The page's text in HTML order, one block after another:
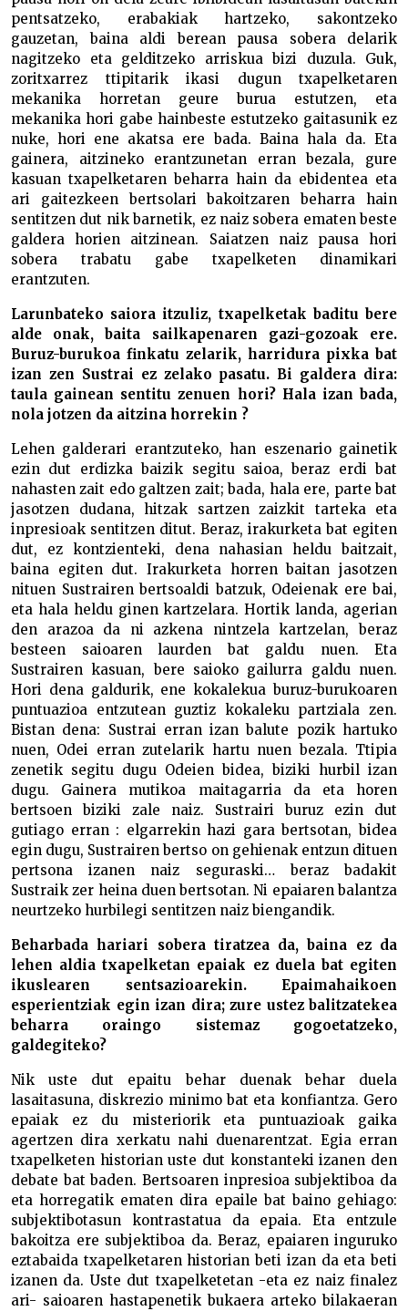
pentsatzeko, erabakiak hartzeko, sakontzeko
gauzetan, baina aldi berean pausa sobera delarik
nagitzeko eta gelditzeko arriskua bizi duzula. Guk,
zoritxarrez ttipitarik ikasi dugun txapelketaren
mekanika horretan geure burua estutzen, eta
mekanika hori gabe hainbeste estutzeko gaitasunik ez
nuke, hori ene akatsa ere bada. Baina hala da. Eta
gainera, aitzineko erantzunetan erran bezala, gure
kasuan txapelketaren beharra hain da ebidentea eta
ari gaitezkeen bertsolari bakoitzaren beharra hain
sentitzen dut nik barnetik, ez naiz sobera ematen beste
galdera horien aitzinean. Saiatzen naiz pausa hori
sobera trabatu gabe txapelketen dinamikari
erantzuten.
Larunbateko saiora itzuliz, txapelketak baditu bere
alde onak, baita sailkapenaren gazi-gozoak ere.
Buruz-burukoa finkatu zelarik, harridura pixka bat
izan zen Sustrai ez zelako pasatu. Bi galdera dira:
taula gainean sentitu zenuen hori? Hala izan bada,
nola jotzen da aitzina horrekin ?
Lehen galderari erantzuteko, han eszenario gainetik
ezin dut erdizka baizik segitu saioa, beraz erdi bat
nahasten zait edo galtzen zait; bada, hala ere, parte bat
jasotzen dudana, hitzak sartzen zaizkit tarteka eta
inpresioak sentitzen ditut. Beraz, irakurketa bat egiten
dut, ez kontzienteki, dena nahasian heldu baitzait,
baina egiten dut. Irakurketa horren baitan jasotzen
nituen Sustrairen bertsoaldi batzuk, Odeienak ere bai,
eta hala heldu ginen kartzelara. Hortik landa, agerian
den arazoa da ni azkena nintzela kartzelan, beraz
besteen saioaren laurden bat galdu nuen. Eta
Sustrairen kasuan, bere saioko gailurra galdu nuen.
Hori dena galdurik, ene kokalekua buruz-burukoaren
puntuazioa entzutean guztiz kokaleku partziala zen.
Bistan dena: Sustrai erran izan balute pozik hartuko
nuen, Odei erran zutelarik hartu nuen bezala. Ttipia
zenetik segitu dugu Odeien bidea, biziki hurbil izan
dugu. Gainera mutikoa maitagarria da eta horen
bertsoen biziki zale naiz. Sustrairi buruz ezin dut
gutiago erran : elgarrekin hazi gara bertsotan, bidea
egin dugu, Sustrairen bertso on gehienak entzun dituen
pertsona izanen naiz seguraski… beraz badakit
Sustraik zer heina duen bertsotan. Ni epaiaren balantza
neurtzeko hurbilegi sentitzen naiz biengandik.
Beharbada hariari sobera tiratzea da, baina ez da
lehen aldia txapelketan epaiak ez duela bat egiten
ikuslearen sentsazioarekin. Epaimahaikoen
esperientziak egin izan dira; zure ustez balitzatekea
beharra oraingo sistemaz gogoetatzeko,
galdegiteko?
Nik uste dut epaitu behar duenak behar duela
lasaitasuna, diskrezio minimo bat eta konfiantza. Gero
epaiak ez du misteriorik eta puntuazioak gaika
agertzen dira xerkatu nahi duenarentzat. Egia erran
txapelketen historian uste dut konstanteki izanen den
debate bat baden. Bertsoaren inpresioa subjektiboa da
eta horregatik ematen dira epaile bat baino gehiago:
subjektibotasun kontrastatua da epaia. Eta entzule
bakoitza ere subjektiboa da. Beraz, epaiaren inguruko
eztabaida txapelketaren historian beti izan da eta beti
izanen da. Uste dut txapelketetan -eta ez naiz finalez
ari- saioaren hastapenetik bukaera arteko bilakaeran